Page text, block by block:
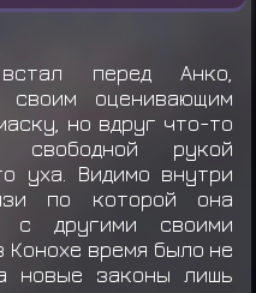
перед Анко,
оценивающим
но вдруг что-то
рукой
уха. Видимо внутри
по которой она
с другими своими
Конохе время было не
новые законы лишь